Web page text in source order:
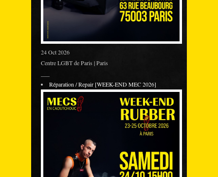
24 Oct 2026
Centre LGBT de Paris | Paris
Réparation / Repair [WEEK-END MEC 2026]